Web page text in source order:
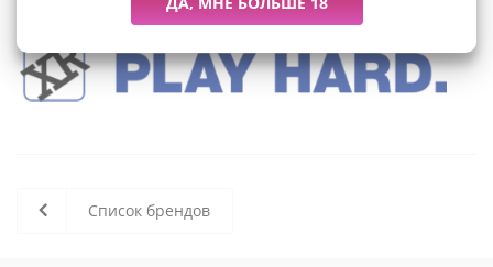
Список брендов